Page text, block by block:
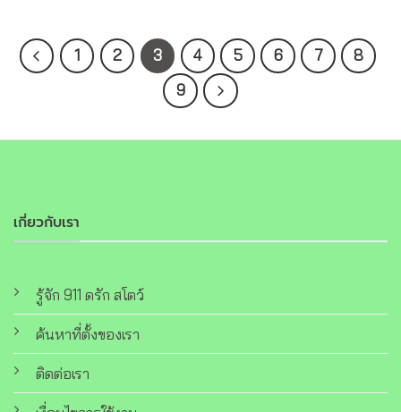
1 2 3 4 5 6 7
8
9
เกี่ยวกับเรา
รู้จัก 911 ดรัก สโตว์
ค้นหาที่ตั้งของเรา
ติดต่อเรา